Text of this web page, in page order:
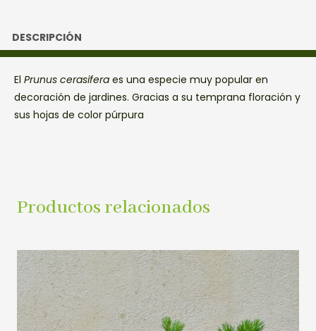
DESCRIPCIÓN
El Prunus cerasifera es una especie muy popular en
decoración de jardines. Gracias a su temprana floración y
sus hojas de color púrpura
Productos relacionados